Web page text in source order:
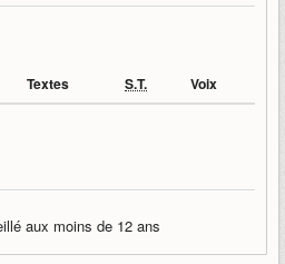
Textes S.T. Voix
aux moins de 12 ans